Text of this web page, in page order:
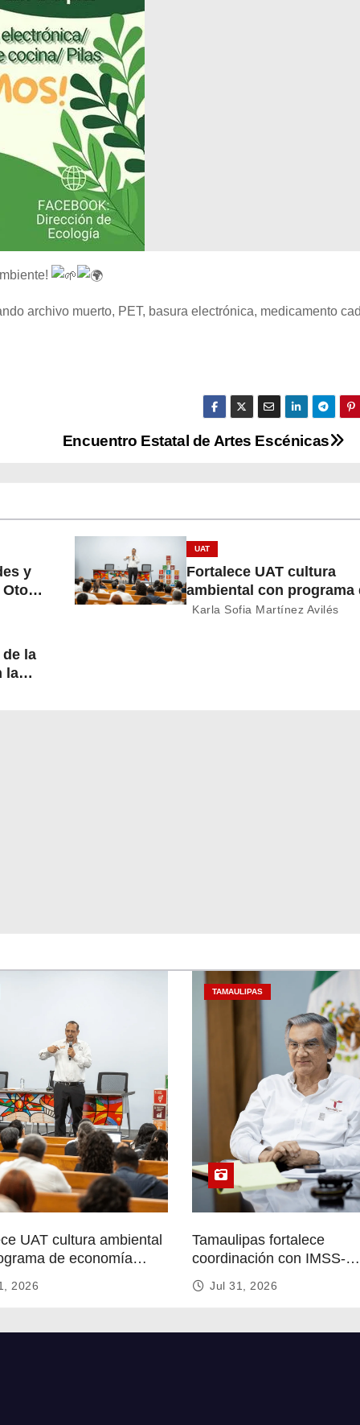
archivo muerto, PET, basura electrónica, medicamento
Encuentro Estatal de Artes Escénicas
y
UAT
Fortalece UAT cultura
ambiental con programa
economía circular
Karla Sofia Martínez Avilés
de la
la
UAT cultura ambiental
de economía
2026
TAMAULIPAS
Tamaulipas fortalece
coordinación con IMSS-
Bienestar para mejorar
de salud
Jul 31, 2026